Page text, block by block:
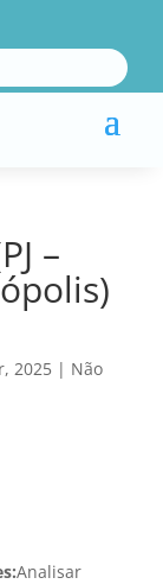
–
2025| Não
Analisar